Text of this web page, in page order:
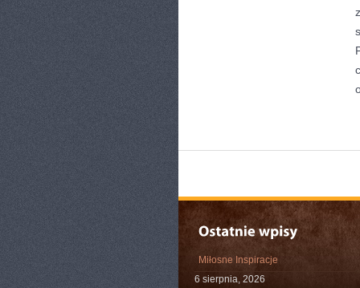
Miłosne Inspiracje
6 sierpnia, 2026